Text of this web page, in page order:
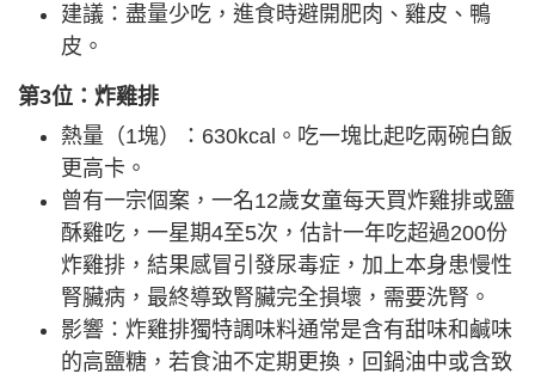
建議：盡量少吃，進食時避開肥肉、雞皮、鴨
皮。
第3位：炸雞排
熱量（1塊）：630kcal。吃一塊比起吃兩碗白飯
更高卡。
曾有一宗個案，一名12歲女童每天買炸雞排或鹽
酥雞吃，一星期4至5次，估計一年吃超過200份
炸雞排，結果感冒引發尿毒症，加上本身患慢性
腎臟病，最終導致腎臟完全損壞，需要洗腎。
影響：炸雞排獨特調味料通常是含有甜味和鹹味
的高鹽糖，若食油不定期更換，回鍋油中或含致